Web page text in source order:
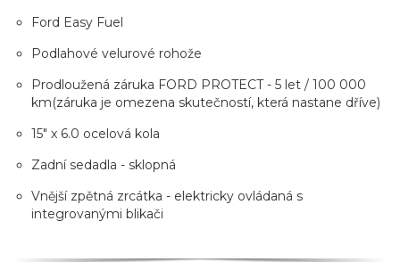
Ford Easy Fuel
Podlahové velurové rohože
Prodloužená záruka FORD PROTECT - 5 let / 100 000
km(záruka je omezena skutečností, která nastane dříve)
15" x 6.0 ocelová kola
Zadní sedadla - sklopná
Vnější zpětná zrcátka - elektricky ovládaná s
integrovanými blikači